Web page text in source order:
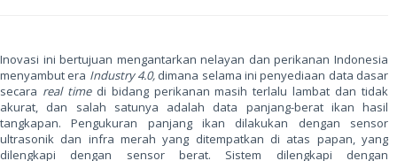
Inovasi ini bertujuan mengantarkan nelayan dan perikanan Indonesia
menyambut era Industry 4.0, dimana selama ini penyediaan data dasar
secara real timedi bidang perikanan masih terlalu lambat dan tidak
akurat, dan salah satunya adalah data panjang-berat ikan hasil
tangkapan. Pengukuran panjang ikan dilakukan dengan sensor
ultrasonik dan infra merah yang ditempatkan di atas papan, yang
dilengkapi dengan sensor berat. Sistem dilengkapi dengan